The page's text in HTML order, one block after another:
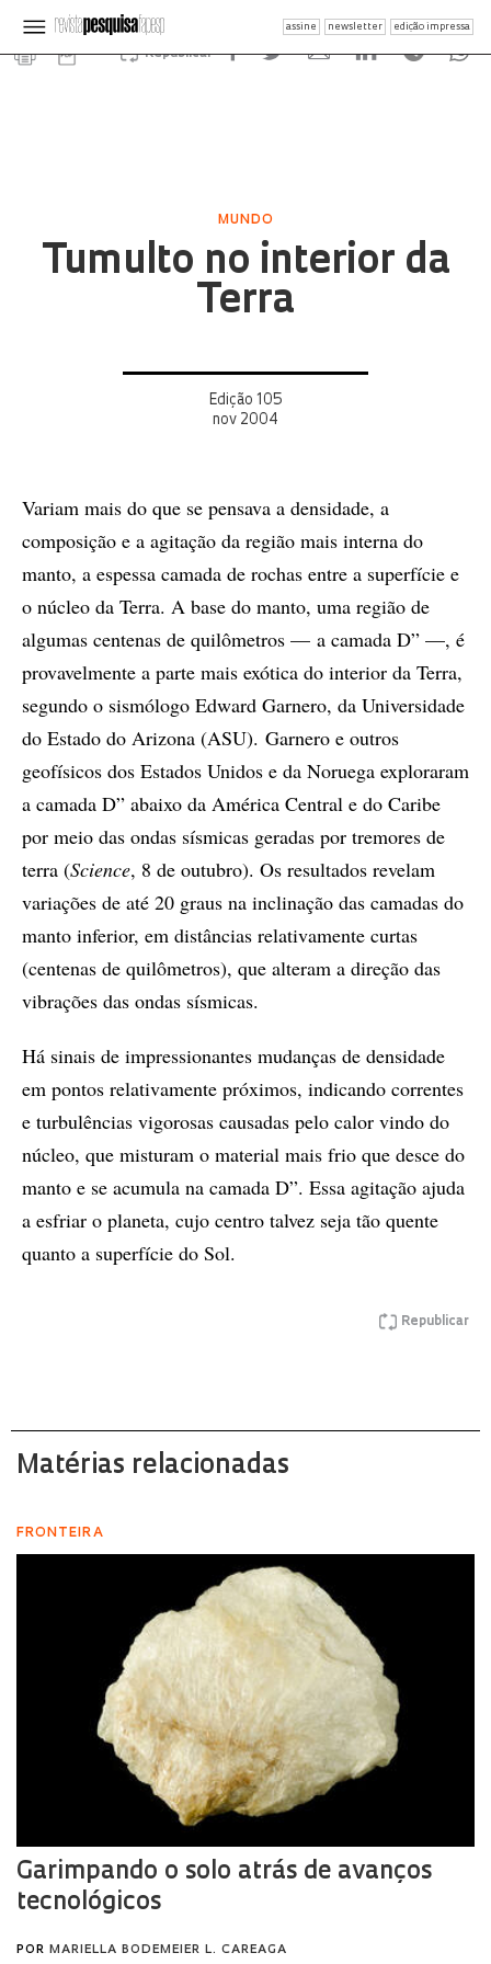
assine newsletter edição impressa
Republicar
MUNDO
Tumulto no interior da
Terra
Edição 105
nov 2004
Variam mais do que se pensava a densidade, a
composição e a agitação da região mais interna do
manto, a espessa camada de rochas entre a superfície e
o núcleo da Terra. A base do manto, uma região de
algumas centenas de quilômetros — a camada D” —, é
provavelmente a parte mais exótica do interior da Terra,
segundo o sismólogo Edward Garnero, da Universidade
do Estado do Arizona (ASU). Garnero e outros
geofísicos dos Estados Unidos e da Noruega exploraram
a camada D” abaixo da América Central e do Caribe
por meio das ondas sísmicas geradas por tremores de
terra (Science, 8 de outubro). Os resultados revelam
variações de até 20 graus na inclinação das camadas do
manto inferior, em distâncias relativamente curtas
(centenas de quilômetros), que alteram a direção das
vibrações das ondas sísmicas.
Há sinais de impressionantes mudanças de densidade
em pontos relativamente próximos, indicando correntes
e turbulências vigorosas causadas pelo calor vindo do
núcleo, que misturam o material mais frio que desce do
manto e se acumula na camada D”. Essa agitação ajuda
a esfriar o planeta, cujo centro talvez seja tão quente
quanto a superfície do Sol.
Republicar